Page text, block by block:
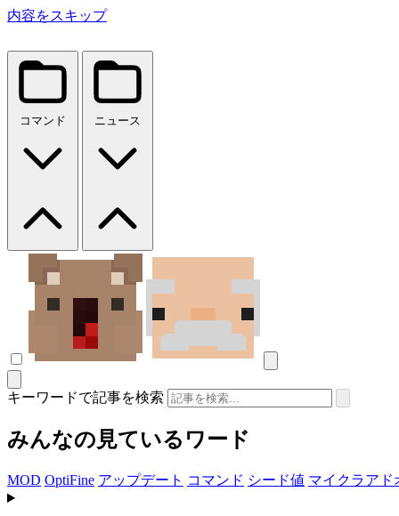
内容をスキップ
コマンド ニュース
キーワードで記事を検索
みんなの見ているワード
MOD OptiFine アップデート コマンド シード値 マイクラアド